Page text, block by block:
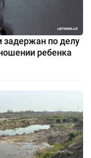
задержан по делу
ребенка